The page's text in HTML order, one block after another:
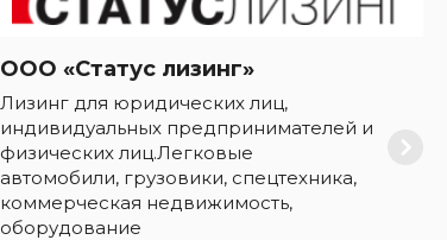
ООО «Статус лизинг»
Лизинг для юридических лиц,
индивидуальных предпринимателей и
физических лиц.Легковые
автомобили, грузовики, спецтехника,
коммерческая недвижимость,
оборудование